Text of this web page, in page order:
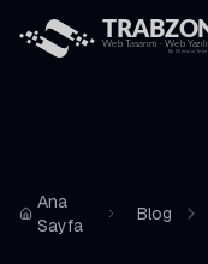
Ana
Sayfa
Blog